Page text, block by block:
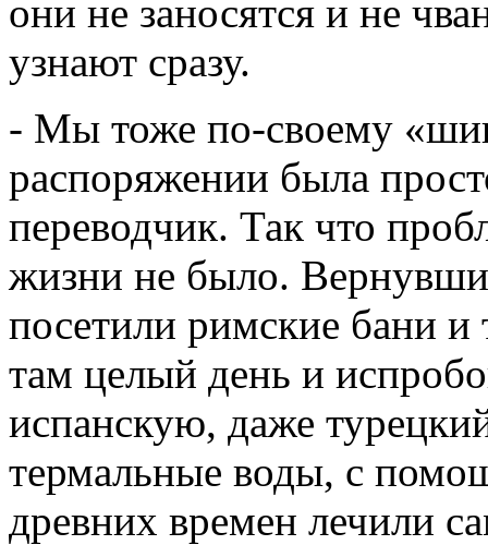
они не заносятся и не
узнают сразу.
- Мы тоже по-своему
распоряжении была
переводчик. Так что
жизни не было.
посетили римские бани
там целый день и
испанскую, даже
термальные воды, с
древних времен лечили